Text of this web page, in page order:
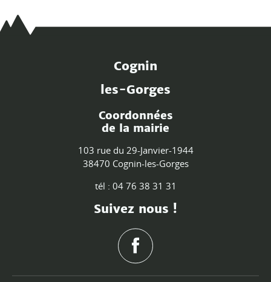
Cognin
les-Gorges
Coordonnées
de la mairie
103 rue du 29-Janvier-1944
38470 Cognin-les-Gorges
tél : 04 76 38 31 31
Suivez nous !